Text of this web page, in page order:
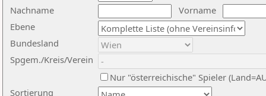
Nachname
Vorname
Ebene
Sortierung
Bundesland
Spgem./Kreis/Verein
Nur "österreichische" Spieler